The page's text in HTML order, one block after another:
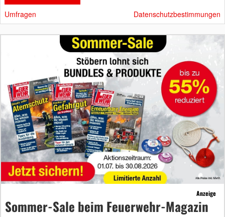
Umfragen Datenschutzbestimmungen
Anzeige
Sommer-Sale beim Feuerwehr-Magazin